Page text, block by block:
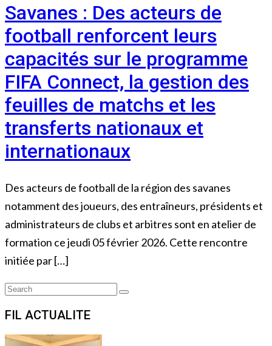
Savanes : Des acteurs de
football renforcent leurs
capacités sur le programme
FIFA Connect, la gestion des
feuilles de matchs et les
transferts nationaux et
internationaux
Des acteurs de football de la région des savanes
notamment des joueurs, des entraîneurs, présidents et
administrateurs de clubs et arbitres sont en atelier de
formation ce jeudi 05 février 2026. Cette rencontre
initiée par […]
Search
Search
FIL ACTUALITE